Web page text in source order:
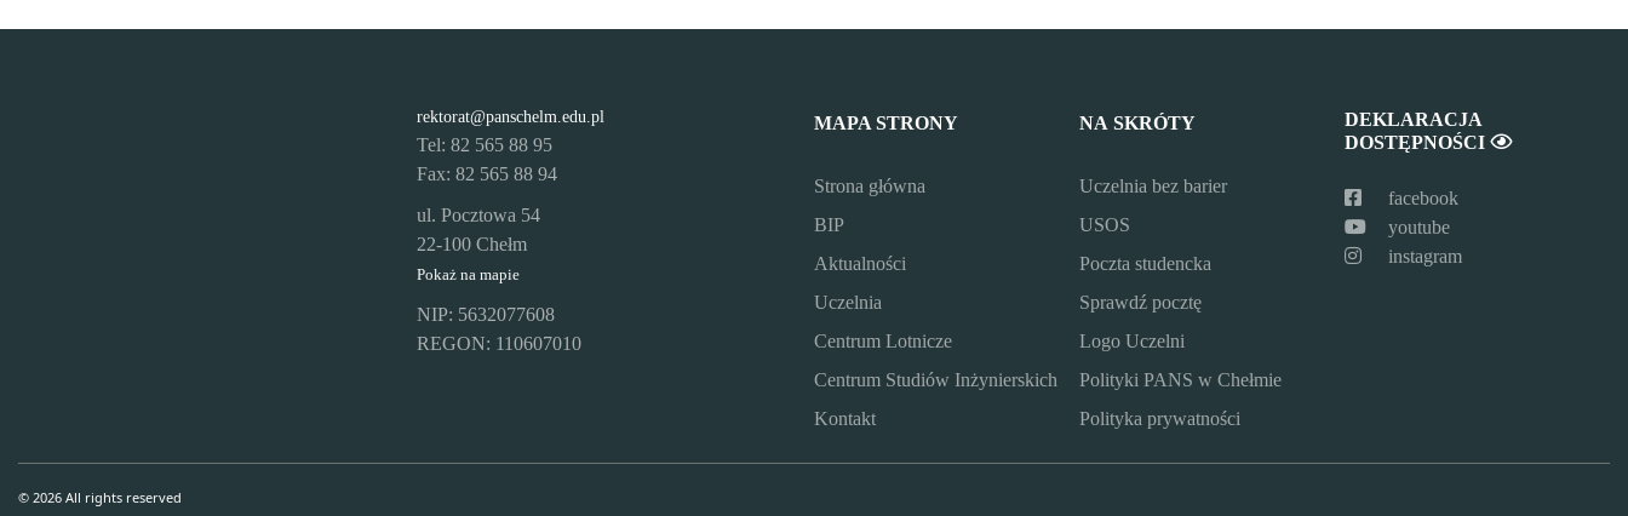
rektorat@panschelm.edu.pl
Tel: 82 565 88 95
Fax: 82 565 88 94
ul. Pocztowa 54
22-100 Chełm
Pokaż na mapie
NIP: 5632077608
REGON: 110607010
MAPA STRONY
Strona główna
BIP
Aktualności
Uczelnia
Centrum Lotnicze
Centrum Studiów Inżynierskich
Kontakt
NA SKRÓTY
Uczelnia bez barier
USOS
Poczta studencka
Sprawdź pocztę
Logo Uczelni
Polityki PANS w Chełmie
Polityka prywatności
DEKLARACJA
DOSTĘPNOŚCI
facebook
youtube
instagram
© 2026 All rights reserved